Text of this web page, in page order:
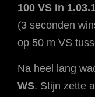
100 VS in
(3 seconden
op 50 m VS
Na heel lang
WS. Stijn zette